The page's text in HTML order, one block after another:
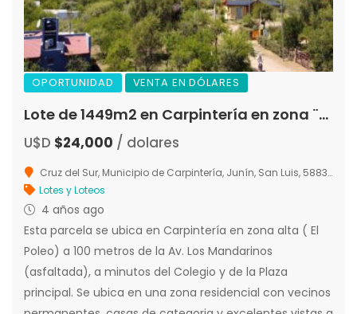
OPORTUNIDAD VENTA EN DÓLARES
Lote de 1449m2 en Carpintería en zona ¨El Poleo¨
U$D $24,000 / dolares
Cruz del Sur, Municipio de Carpintería, Junín, San Luis, 5883, Argentina
Lotes y Loteos
4 años ago
Esta parcela se ubica en Carpintería en zona alta ( El
Poleo) a 100 metros de la Av. Los Mandarinos
(asfaltada), a minutos del Colegio y de la Plaza
principal. Se ubica en una zona residencial con vecinos